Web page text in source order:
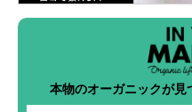
本物のオーガニックが